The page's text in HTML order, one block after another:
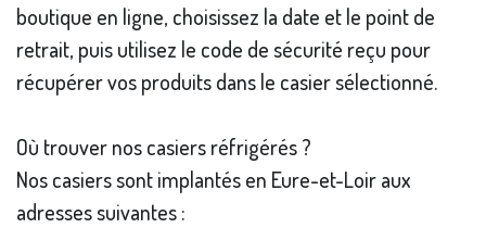
boutique en ligne, choisissez la date et le point de
retrait, puis utilisez le code de sécurité reçu pour
récupérer vos produits dans le casier sélectionné.
Où trouver nos casiers réfrigérés ?
Nos casiers sont implantés en Eure-et-Loir aux
adresses suivantes :